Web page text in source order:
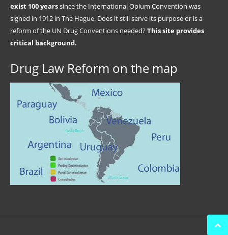
exist 100 yearssince the International Opium Convention was
signed in 1912 in The Hague. Does it still serve its purpose or is a
reform of the UN Drug Conventions needed?This site provides
critical background.
Drug Law Reform on the map